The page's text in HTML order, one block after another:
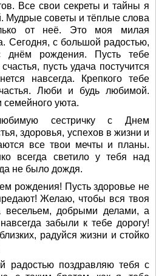
Все свои секреты и тайны я
Мудрые советы и тёплые слова
от неё. Это моя милая
Сегодня, с большой радостью,
днём рождения. Пусть тебе
пусть удача постучится
навсегда. Крепкого тебе
Люби и будь любимой.
семейного уюта.
сестричку с Днем
здоровья, успехов в жизни и
все твои мечты и планы.
всегда светило у тебя над
не было дождя.
рождения! Пусть здоровье не
Желаю, чтобы вся твоя
весельем, добрыми делами, а
забыли к тебе дорогу!
радуйся жизни и стойко
радостью поздравляю тебя с